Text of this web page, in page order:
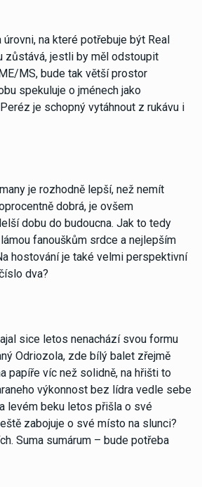
na které potřebuje být Real
zůstává, jestli by měl odstoupit
MS, bude tak větší prostor
spekuluje o jménech jako
je schopný vytáhnout z rukávu i
je rozhodně lepší, než nemít
dobrá, je ovšem
dobu do budoucna. Jak to tedy
fanouškům srdce a nejlepším
hostování je také velmi perspektivní
dva?
sice letos nenachází svou formu
Odriozola, zde bílý balet zřejmě
papíře víc než solidně, na hřišti to
výkonnost bez lídra vedle sebe
levém beku letos přišla o své
zabojuje o své místo na slunci?
Suma sumárum – bude potřeba